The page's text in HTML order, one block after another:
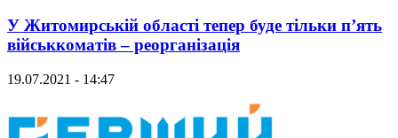
У Житомирській області тепер буде тільки п’ять
військкоматів – реорганізація
19.07.2021 - 14:47